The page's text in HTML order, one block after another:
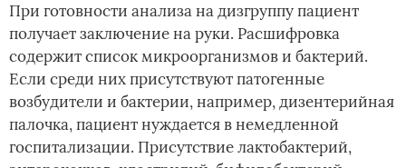
При готовности анализа на дизгруппу пациент
получает заключение на руки. Расшифровка
содержит список микроорганизмов и бактерий.
Если среди них присутствуют патогенные
возбудители и бактерии, например, дизентерийная
палочка, пациент нуждается в немедленной
госпитализации. Присутствие лактобактерий,